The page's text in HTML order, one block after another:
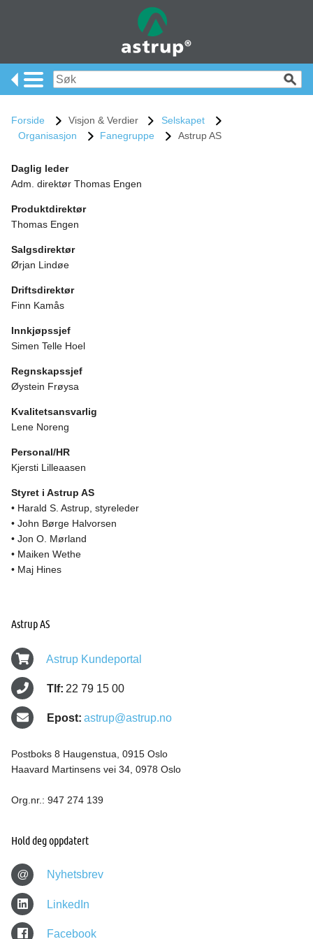
Forside Visjon & Verdier
Selskapet
Organisasjon
Fanegruppe Astrup AS
Daglig leder
Adm. direktør Thomas Engen
Produktdirektør
Thomas Engen
Salgsdirektør
Ørjan Lindøe
Driftsdirektør
Finn Kamås
Innkjøpssjef
Simen Telle Hoel
Regnskapssjef
Øystein Frøysa
Kvalitetsansvarlig
Lene Noreng
Personal/HR
Kjersti Lilleaasen
Styret i Astrup AS
• Harald S. Astrup, styreleder
• John Børge Halvorsen
• Jon O. Mørland
• Maiken Wethe
• Maj Hines
Astrup AS
Astrup Kundeportal
Tlf: 22 79 15 00
Epost: astrup@astrup.no
Postboks 8 Haugenstua, 0915 Oslo
Haavard Martinsens vei 34, 0978 Oslo
Org.nr.: 947 274 139
Hold deg oppdatert
@ Nyhetsbrev
LinkedIn
Facebook